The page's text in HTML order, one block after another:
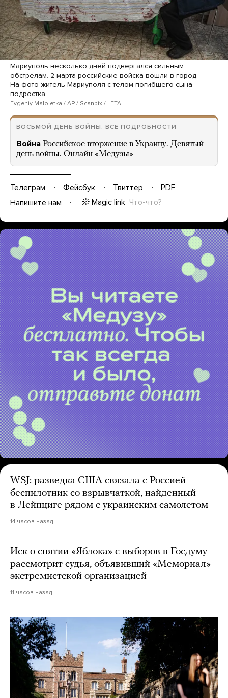
Мариуполь несколько дней подвергался сильным
обстрелам. 2 марта российские войска вошли в город.
На фото житель Мариуполя с телом погибшего сына-
подростка.
Evgeniy Maloletka / AP / Scanpix / LETA
ВОСЬМОЙ ДЕНЬ ВОЙНЫ. ВСЕ ПОДРОБНОСТИ
Война Российское вторжение в Украину. Девятый
день войны. Онлайн «Медузы»
Телеграм Фейсбук Твиттер
PDF
Напишите нам
Magic link Что-что?
WSJ: разведка США связала с Россией
беспилотник со взрывчаткой, найденный
в Лейпциге рядом с украинским самолетом
14 часов назад
Иск о снятии «Яблока» с выборов в Госдуму
рассмотрит судья, объявивший «Мемориал»
экстремистской организацией
11 часов назад